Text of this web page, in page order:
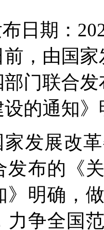
日期：
，由国
部门联合
的通知
家发展改
发布的《
》明确，
力争全国